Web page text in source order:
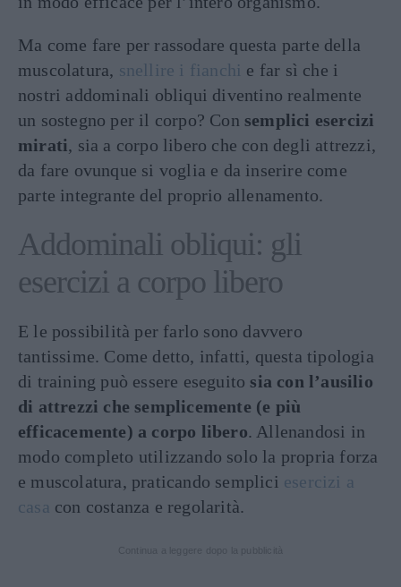
Ma come fare per rassodare questa parte della
muscolatura, snellire i fianchi e far sì che i
nostri addominali obliqui diventino realmente
un sostegno per il corpo? Con semplici esercizi
mirati, sia a corpo libero che con degli attrezzi,
da fare ovunque si voglia e da inserire come
parte integrante del proprio allenamento.
Addominali obliqui: gli
esercizi a corpo libero
E le possibilità per farlo sono davvero
tantissime. Come detto, infatti, questa tipologia
di training può essere eseguito sia con l’ausilio
di attrezzi che semplicemente (e più
efficacemente) a corpo libero. Allenandosi in
modo completo utilizzando solo la propria forza
e muscolatura, praticando semplici esercizi a
casa con costanza e regolarità.